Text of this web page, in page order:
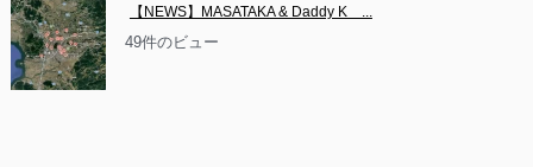
【NEWS】MASATAKA & Daddy K　...
49件のビュー